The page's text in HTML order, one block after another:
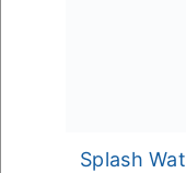
Splash